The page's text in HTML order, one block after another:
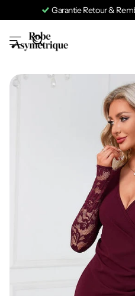
Garantie Retour &